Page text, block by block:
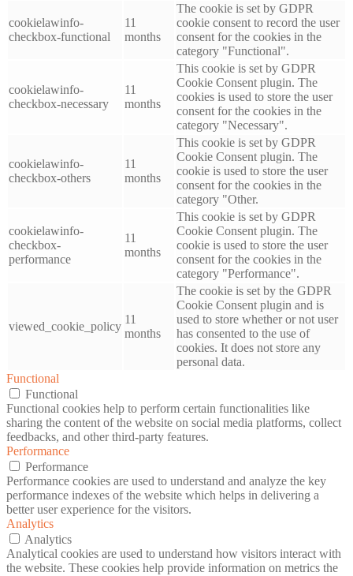
cookielawinfo-
checkbox-functional
11
months
The cookie is set by GDPR
cookie consent to record the user
consent for the cookies in the
category "Functional".
cookielawinfo-
checkbox-necessary
11
months
This cookie is set by GDPR
Cookie Consent plugin. The
cookies is used to store the user
consent for the cookies in the
category "Necessary".
cookielawinfo-
checkbox-others
11
months
This cookie is set by GDPR
Cookie Consent plugin. The
cookie is used to store the user
consent for the cookies in the
category "Other.
cookielawinfo-
checkbox-
performance
11
months
This cookie is set by GDPR
Cookie Consent plugin. The
cookie is used to store the user
consent for the cookies in the
category "Performance".
viewed_cookie_policy
11
months
The cookie is set by the GDPR
Cookie Consent plugin and is
used to store whether or not user
has consented to the use of
cookies. It does not store any
personal data.
Functional
Functional
Functional cookies help to perform certain functionalities like
sharing the content of the website on social media platforms, collect
feedbacks, and other third-party features.
Performance
Performance
Performance cookies are used to understand and analyze the key
performance indexes of the website which helps in delivering a
better user experience for the visitors.
Analytics
Analytics
Analytical cookies are used to understand how visitors interact with
the website. These cookies help provide information on metrics the